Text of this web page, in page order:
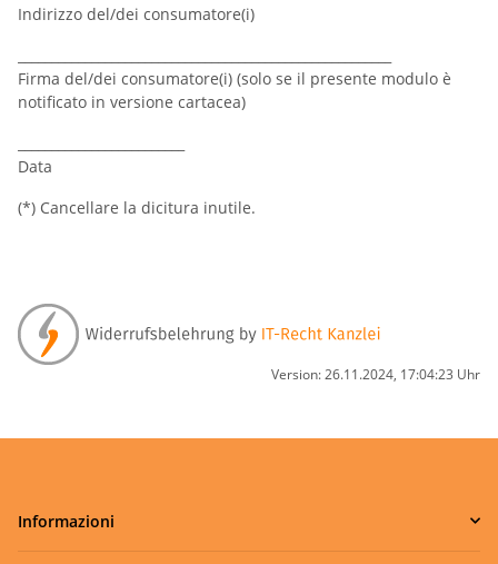
Indirizzo del/dei consumatore(i)
Firma del/dei consumatore(i) (solo se il presente modulo è
notificato in versione cartacea)
Data
(*) Cancellare la dicitura inutile.
Version: 26.11.2024, 17:04:23 Uhr
Informazioni